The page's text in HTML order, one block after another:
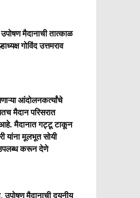
मैदानाची तात्काळ
गोविंद उत्तमराव
आंदोलनकर्त्यांचे
मैदान परिसरात
आहे. मैदानात गट्टू टाकून
यांना मूलभूत सोयी
उपलब्ध करून देणे
उपोषण मैदानाची दयनीय